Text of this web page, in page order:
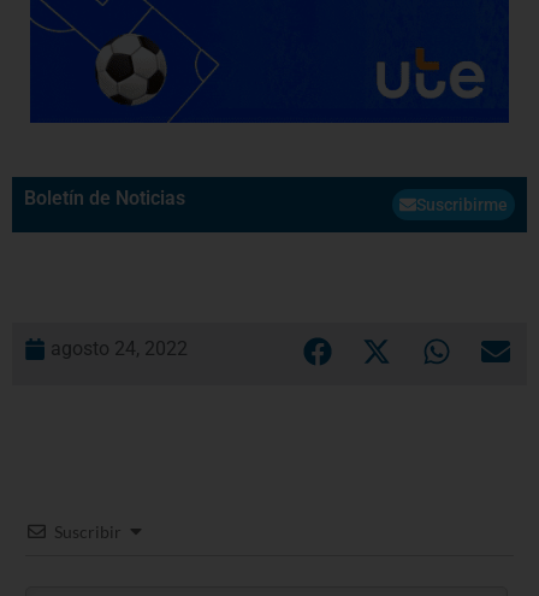
Boletín de Noticias Suscribirme
agosto 24, 2022
Suscribir